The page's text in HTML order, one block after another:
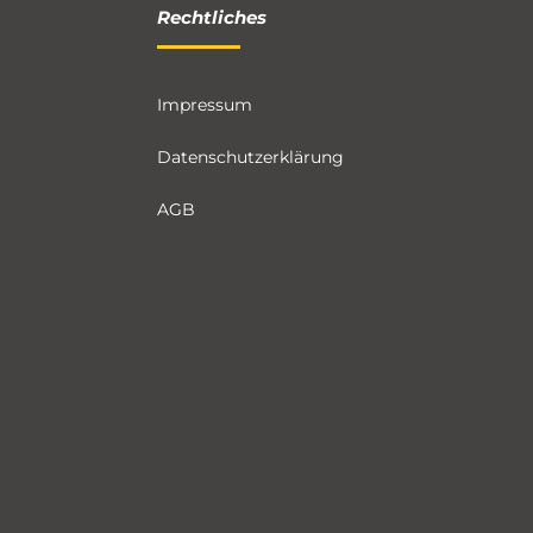
Rechtliches
Impressum
Datenschutzerklärung
AGB